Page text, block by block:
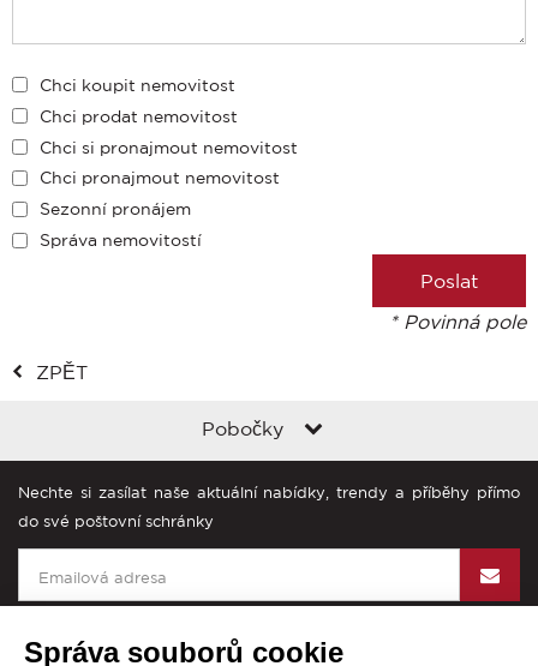
Chci koupit nemovitost
Chci prodat nemovitost
Chci si pronajmout nemovitost
Chci pronajmout nemovitost
Sezonní pronájem
Správa nemovitostí
* Povinná pole
ZPĚT
Pobočky
Nechte si zasílat naše aktuální nabídky, trendy a příběhy přímo
do své poštovní schránky
Správa souborů cookie